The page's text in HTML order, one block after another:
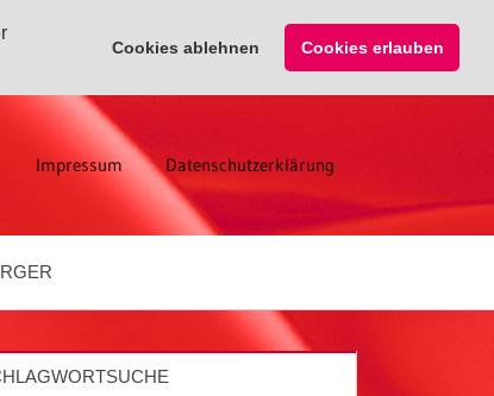
Cookies ablehnen Cookies erlauben
Impressum Datenschutzerklärung